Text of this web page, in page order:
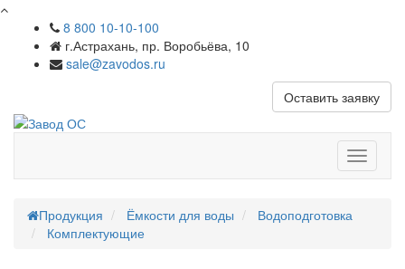
8 800 10-10-100
г.Астрахань, пр. Воробьёва, 10
sale@zavodos.ru
Оставить заявку
меню
Продукция Ёмкости для воды
Водоподготовка
Комплектующие